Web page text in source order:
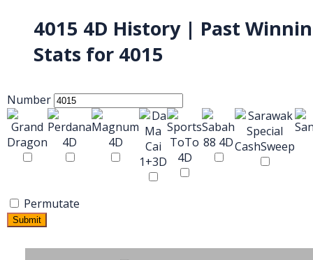
4015 4D History | Past
Stats for 4015
Number
Permutate
Submit